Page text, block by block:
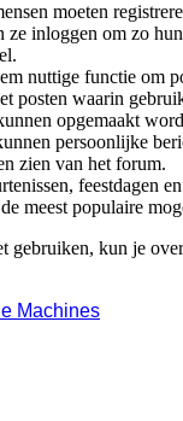
moeten
ze inloggen om zo
nuttige functie om
posten waarin
opgemaakt
persoonlijke
zien van het forum.
feestdagen
meest populaire
gebruiken, kun je
Machines